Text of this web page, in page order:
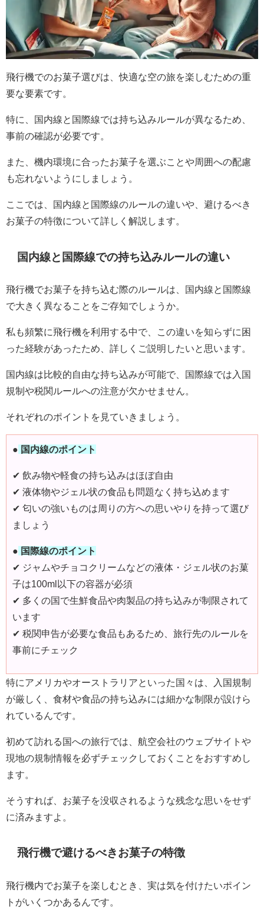
飛行機でのお菓子選びは、快適な空の旅を楽しむための重
要な要素です。
特に、国内線と国際線では持ち込みルールが異なるため、
事前の確認が必要です。
また、機内環境に合ったお菓子を選ぶことや周囲への配慮
も忘れないようにしましょう。
ここでは、国内線と国際線のルールの違いや、避けるべき
お菓子の特徴について詳しく解説します。
国内線と国際線での持ち込みルールの違い
飛行機でお菓子を持ち込む際のルールは、国内線と国際線
で大きく異なることをご存知でしょうか。
私も頻繁に飛行機を利用する中で、この違いを知らずに困
った経験があったため、詳しくご説明したいと思います。
国内線は比較的自由な持ち込みが可能で、国際線では入国
規制や税関ルールへの注意が欠かせません。
それぞれのポイントを見ていきましょう。
● 国内線のポイント
✔ 飲み物や軽食の持ち込みはほぼ自由
✔ 液体物やジェル状の食品も問題なく持ち込めます
✔ 匂いの強いものは周りの方への思いやりを持って選び
ましょう
● 国際線のポイント
✔ ジャムやチョコクリームなどの液体・ジェル状のお菓
子は100ml以下の容器が必須
✔ 多くの国で生鮮食品や肉製品の持ち込みが制限されて
います
✔ 税関申告が必要な食品もあるため、旅行先のルールを
事前にチェック
特にアメリカやオーストラリアといった国々は、入国規制
が厳しく、食材や食品の持ち込みには細かな制限が設けら
れているんです。
初めて訪れる国への旅行では、航空会社のウェブサイトや
現地の規制情報を必ずチェックしておくことをおすすめし
ます。
そうすれば、お菓子を没収されるような残念な思いをせず
に済みますよ。
飛行機で避けるべきお菓子の特徴
飛行機内でお菓子を楽しむとき、実は気を付けたいポイン
トがいくつかあるんです。